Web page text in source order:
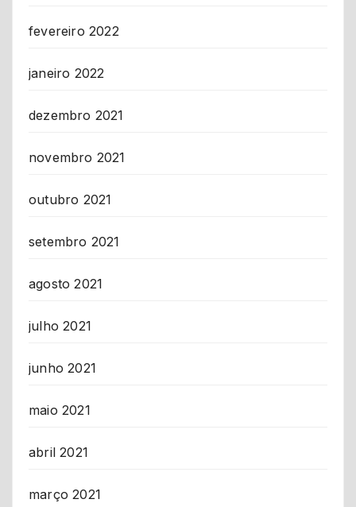
fevereiro 2022
janeiro 2022
dezembro 2021
novembro 2021
outubro 2021
setembro 2021
agosto 2021
julho 2021
junho 2021
maio 2021
abril 2021
março 2021